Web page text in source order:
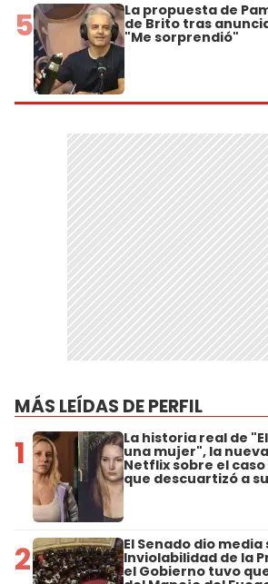
5 La propuesta de
de Brito tras
"Me sorprendió"
MÁS LEÍDAS DE PERFIL
1 La historia real de
una mujer", la
Netflix sobre el
que descuartizó a
2 El Senado dio
Inviolabilidad de la
el Gobierno tuvo